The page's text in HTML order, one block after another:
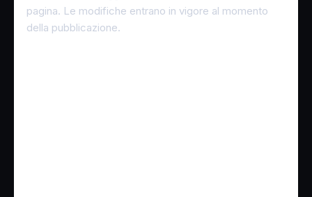
pagina. Le modifiche entrano in vigore al momento
della pubblicazione.